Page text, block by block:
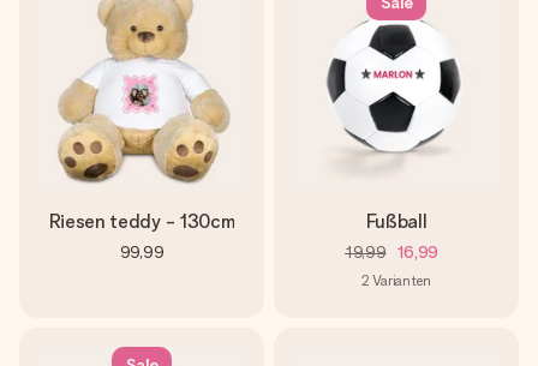
Riesen teddy - 130cm
99,99
Fußball
19,99 16,99
2 Varianten